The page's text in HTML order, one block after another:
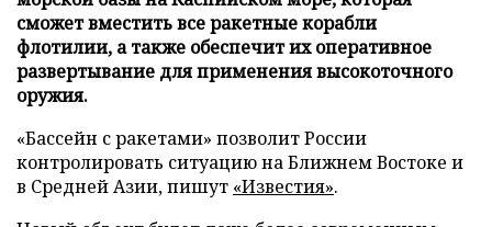
сможет вместить все ракетные корабли
флотилии, а также обеспечит их оперативное
развертывание для применения высокоточного
оружия.
«Бассейн с ракетами» позволит России
контролировать ситуацию на Ближнем Востоке и
в Средней Азии, пишут «Известия».